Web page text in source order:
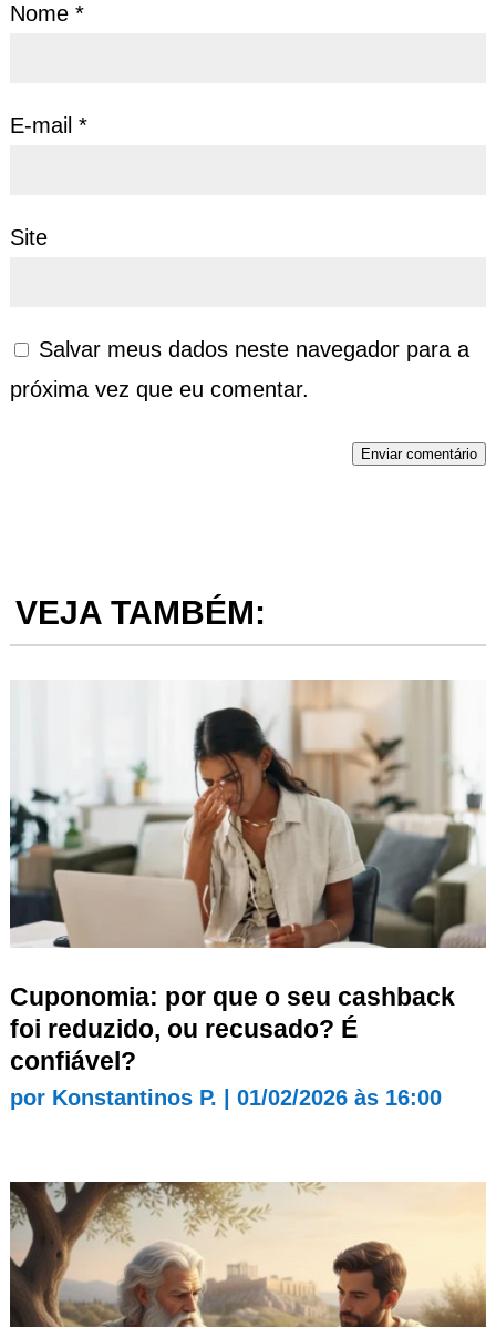
Nome *
E-mail *
Site
Salvar meus dados neste navegador para a
próxima vez que eu comentar.
Enviar comentário
VEJA TAMBÉM:
Cuponomia: por que o seu cashback
foi reduzido, ou recusado? É
confiável?
por Konstantinos P. 01/02/2026 às 16:00